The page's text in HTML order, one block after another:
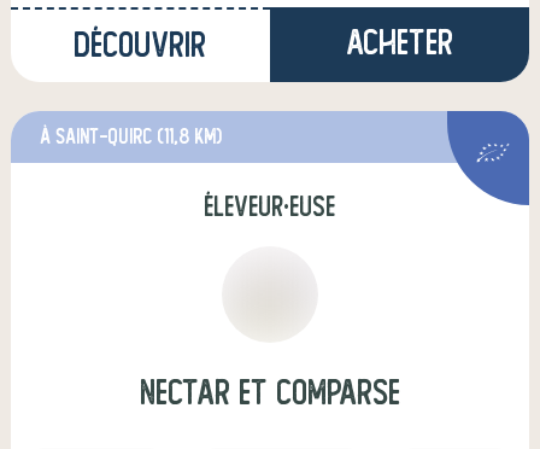
Découvrir Acheter
à Saint-Quirc (11,8 km)
éleveur·euse
Nectar et Comparse